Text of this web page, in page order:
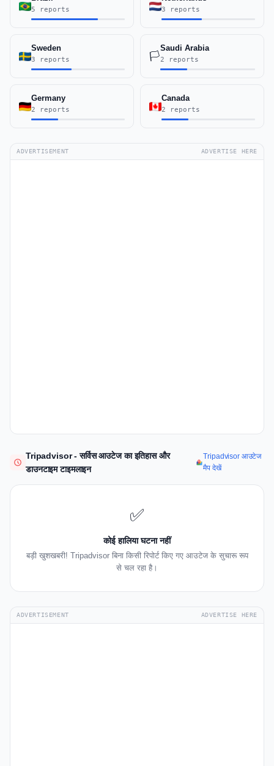
5 reports 3 reports
Sweden
3 reports 🏳️
Saudi Arabia
2 reports
Germany
2 reports
Canada
2 reports
ADVERTISEMENT ADVERTISE HERE
Tripadvisor - सर्विस आउटेज का इतिहास और
डाउनटाइम टाइमलाइन
Tripadvisor आउटेज
मैप देखें
✅
कोई हालिया घटना नहीं
बड़ी खुशखबरी! Tripadvisor बिना किसी रिपोर्ट किए गए आउटेज के सुचारू रूप
से चल रहा है।
ADVERTISEMENT ADVERTISE HERE